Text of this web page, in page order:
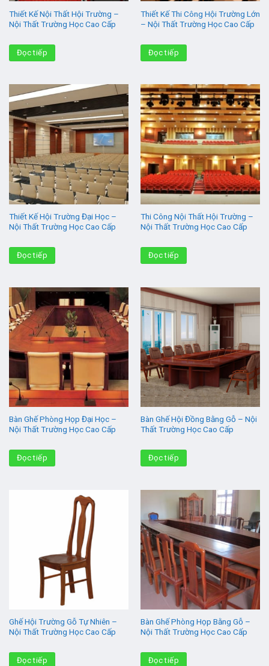
Thiết Kế Nội Thất Hội Trường –
Nội Thất Trường Học Cao Cấp
Đọc tiếp
Thiết Kế Thi Công Hội Trường Lớn
– Nội Thất Trường Học Cao Cấp
Đọc tiếp
Thiết Kế Hội Trường Đại Học –
Nội Thất Trường Học Cao Cấp
Đọc tiếp
Thi Công Nội Thất Hội Trường –
Nội Thất Trường Học Cao Cấp
Đọc tiếp
Bàn Ghế Phòng Họp Đại Học –
Nội Thất Trường Học Cao Cấp
Đọc tiếp
Bàn Ghế Hội Đồng Bằng Gỗ – Nội
Thất Trường Học Cao Cấp
Đọc tiếp
Ghế Hội Trường Gỗ Tự Nhiên –
Nội Thất Trường Học Cao Cấp
Đọc tiếp
Bàn Ghế Phòng Họp Bằng Gỗ –
Nội Thất Trường Học Cao Cấp
Đọc tiếp